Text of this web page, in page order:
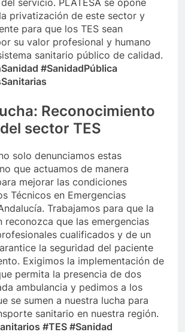
servicio. PLATESA se opone
privatización de este sector y
para que los TES sean
su valor profesional y humano
sanitario público de calidad.
#SanidadPública
Reconocimiento
sector TES
solo denunciamos estas
que actuamos de manera
mejorar las condiciones
Técnicos en Emergencias
Trabajamos para que la
reconozca que las emergencias
cualificados y de un
la seguridad del paciente
Exigimos la implementación de
permita la presencia de dos
ambulancia y pedimos a los
se sumen a nuestra lucha para
sanitario en nuestra región.
#TES #Sanidad